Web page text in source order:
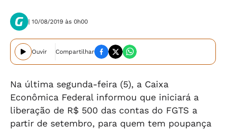
| 10/08/2019 às 0h00
Ouvir Compartilhar
Na última segunda-feira (5), a Caixa
Econômica Federal informou que iniciará a
liberação de R$ 500 das contas do FGTS a
partir de setembro, para quem tem poupança